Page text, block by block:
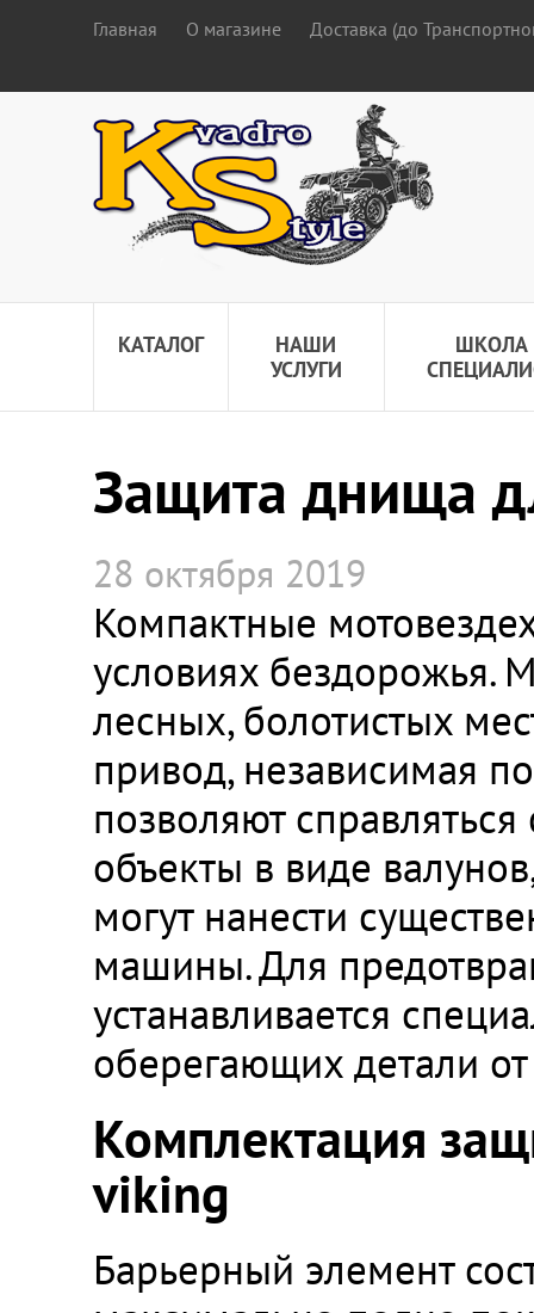
Главная О магазине Доставка (до
КАТАЛОГ
НАШИ
УСЛУГИ
ШКОЛА
Защита днища
28 октября 2019
Компактные
условиях бездорожья.
лесных, болотистых
привод, независимая
позволяют
объекты в виде
могут нанести
машины. Для
устанавливается
оберегающих детали
Комплектация
viking
Барьерный элемент